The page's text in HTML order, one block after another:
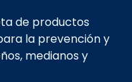
de productos
la prevención y
medianos y